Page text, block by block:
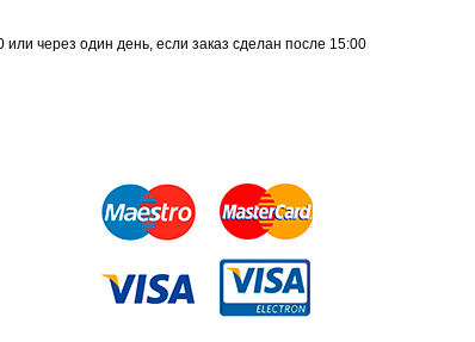
через один день, если заказ сделан после 15:00